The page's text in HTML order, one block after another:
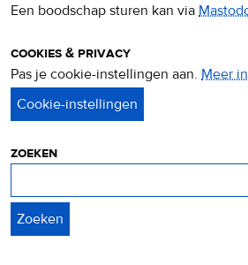
Een boodschap sturen kan via
cookies & privacy
Pas je cookie-instellingen aan. Meer
zoeken